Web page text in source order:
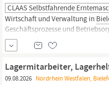
CLAAS Selbstfahrende
Wirtschaft und Verwaltung in
Geschäftsprozesse und
und deeskalierendes Handeln,
Sicherheitstechnik,
Lagermitarbeiter,
09.08.2026 Nordrhein Westfalen,